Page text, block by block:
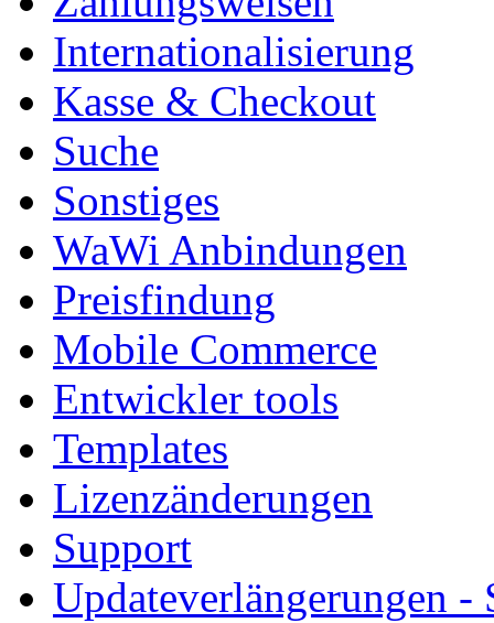
Internationalisierung
Kasse & Checkout
Suche
Sonstiges
WaWi Anbindungen
Preisfindung
Mobile Commerce
Entwickler tools
Templates
Lizenzänderungen
Support
Updateverlängerungen -